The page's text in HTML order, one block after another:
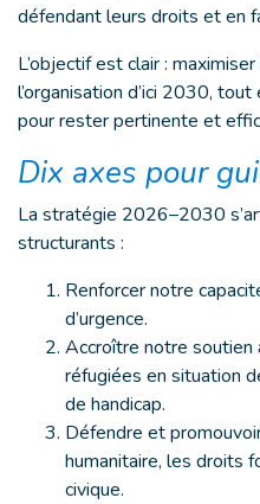
défendant leurs droits et en
L’objectif est clair :
l’organisation d’ici 2030,
pour rester pertinente et
Dix axes pour
La stratégie 2026–2030
structurants :
Renforcer notre
d’urgence.
Accroître notre soutien
réfugiées en situation
de handicap.
Défendre et
humanitaire, les droits
civique.